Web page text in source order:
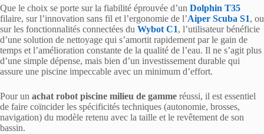
Que le choix se porte sur la fiabilité éprouvée d’un Dolphin T35
filaire, sur l’innovation sans fil et l’ergonomie de l’Aiper Scuba S1, ou
sur les fonctionnalités connectées du Wybot C1, l’utilisateur bénéficie
d’une solution de nettoyage qui s’amortit rapidement par le gain de
temps et l’amélioration constante de la qualité de l’eau. Il ne s’agit plus
d’une simple dépense, mais bien d’un investissement durable qui
assure une piscine impeccable avec un minimum d’effort.
Pour un achat robot piscine milieu de gamme réussi, il est essentiel
de faire coïncider les spécificités techniques (autonomie, brosses,
navigation) du modèle retenu avec la taille et le revêtement de son
bassin.